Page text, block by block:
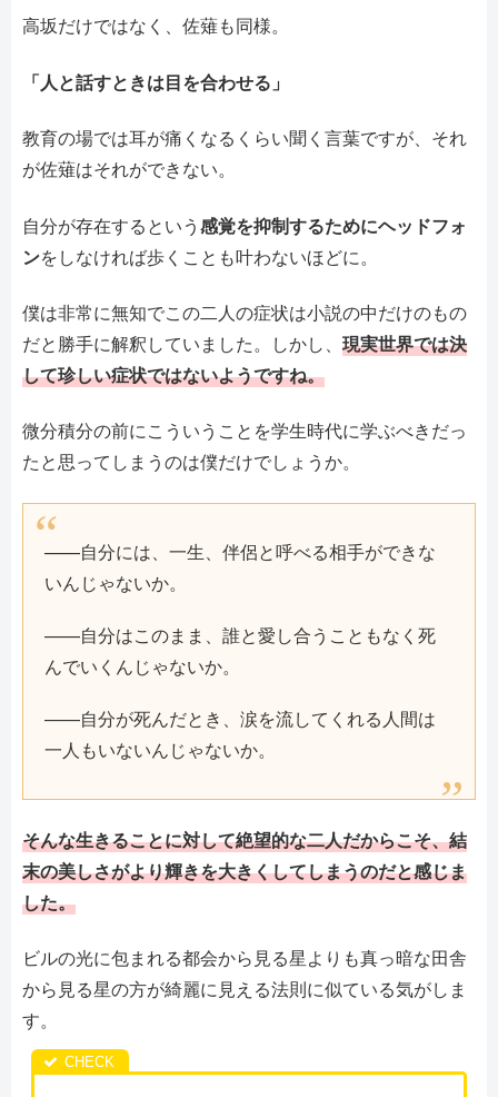
高坂だけではなく、佐薙も同様。
「人と話すときは目を合わせる」
教育の場では耳が痛くなるくらい聞く言葉ですが、それ
が佐薙はそれができない。
自分が存在するという感覚を抑制するためにヘッドフォ
ンをしなければ歩くことも叶わないほどに。
僕は非常に無知でこの二人の症状は小説の中だけのもの
だと勝手に解釈していました。しかし、 現実世界では決
して珍しい症状ではないようですね。
微分積分の前にこういうことを学生時代に学ぶべきだっ
たと思ってしまうのは僕だけでしょうか。
——自分には、一生、伴侶と呼べる相手ができな
いんじゃないか。
——自分はこのまま、誰と愛し合うこともなく死
んでいくんじゃないか。
——自分が死んだとき、涙を流してくれる人間は
一人もいないんじゃないか。
そんな生きることに対して絶望的な二人だからこそ、結
末の美しさがより輝きを大きくしてしまうのだと感じま
した。
ビルの光に包まれる都会から見る星よりも真っ暗な田舎
から見る星の方が綺麗に見える法則に似ている気がしま
す。